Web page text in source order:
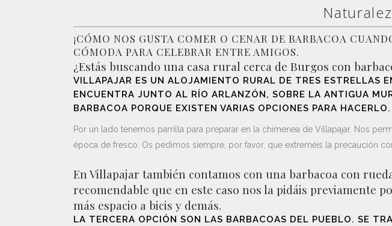
¡CÓMO NOS GUSTA COMER O CENAR DE BARBACOA
CÓMODA PARA CELEBRAR ENTRE AMIGOS.
¿Estás buscando una casa rural cerca de Burgos con
VILLAPAJAR ES UN ALOJAMIENTO RURAL DE TRES ESTRELLAS
ENCUENTRA JUNTO AL RÍO ARLANZÓN, SOBRE LA ANTIGUA
BARBACOA PORQUE EXISTEN VARIAS OPCIONES PARA HACERLO.
Por un lado tenemos parrilla para preparar en la chimenea de Villapajar. Nos
época de fresco. Os pedimos siempre, por favor, que extreméis la precaución
En Villapajar también contamos con una barbacoa con
recomendable que en este caso nos la pidáis previamente
más espacio a bicis y demás.
LA TERCERA OPCIÓN SON LAS BARBACOAS DEL PUEBLO. SE